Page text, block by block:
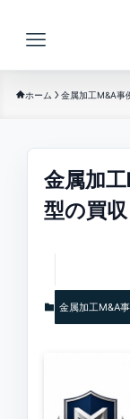
ホーム 金属加工M&A事
金属加
型の買収
金属加工M&A